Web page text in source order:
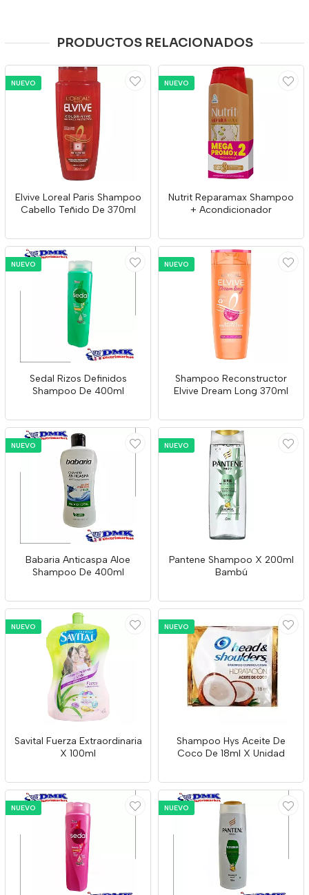
PRODUCTOS RELACIONADOS
NUEVO
Elvive Loreal Paris Shampoo
Cabello Teñido De 370ml
NUEVO
Nutrit Reparamax Shampoo
+ Acondicionador
NUEVO
Sedal Rizos Definidos
Shampoo De 400ml
NUEVO
Shampoo Reconstructor
Elvive Dream Long 370ml
NUEVO
Babaria Anticaspa Aloe
Shampoo De 400ml
NUEVO
Pantene Shampoo X 200ml
Bambú
NUEVO
Savital Fuerza Extraordinaria
X 100ml
NUEVO
Shampoo Hys Aceite De
Coco De 18ml X Unidad
NUEVO NUEVO